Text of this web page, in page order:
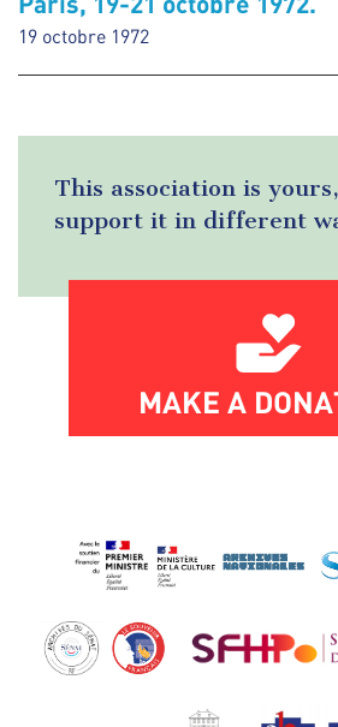
19 octobre 1972
This association is
support it in different
MAKE A